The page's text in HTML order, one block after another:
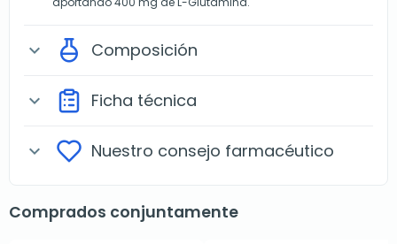
expand_more Composición
expand_more Ficha técnica
expand_more Nuestro consejo farmacéutico
Comprados conjuntamente